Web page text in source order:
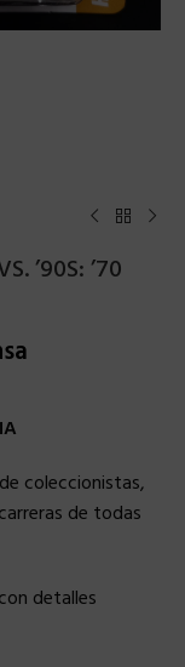
’90S: ’70
coleccionistas,
de todas
detalles